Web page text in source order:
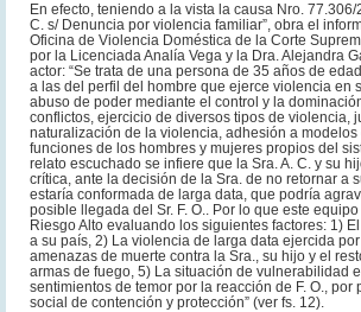
En efecto, teniendo a la vista la causa Nro. 77.306/
C. s/ Denuncia por violencia familiar”, obra el
Oficina de Violencia Doméstica de la Corte
por la Licenciada Analía Vega y la Dra. Alejandra
actor: “Se trata de una persona de 35 años de
a las del perfil del hombre que ejerce violencia en
abuso de poder mediante el control y la
conflictos, ejercicio de diversos tipos de violencia,
naturalización de la violencia, adhesión a
funciones de los hombres y mujeres propios del
relato escuchado se infiere que la Sra. A. C. y su
crítica, ante la decisión de la Sra. de no retornar a
estaría conformada de larga data, que podría
posible llegada del Sr. F. O.. Por lo que este
Riesgo Alto evaluando los siguientes factores: 1)
a su país, 2) La violencia de larga data ejercida
amenazas de muerte contra la Sra., su hijo y el
armas de fuego, 5) La situación de vulnerabilidad
sentimientos de temor por la reacción de F. O., por
social de contención y protección” (ver fs. 12).